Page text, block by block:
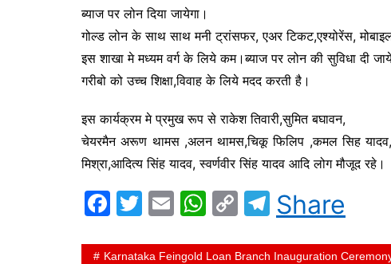
ब्याज पर लोन दिया जायेगा।
गोल्ड लोन के साथ साथ मनी ट्रांसफर, एअर टिकट,एश्योरेंस, मोबाइल
इस शाखा मे मध्यम वर्ग के लिये कम।ब्याज पर लोन की सुविधा दी
गरीबो को उच्च शिक्षा,विवाह के लिये मदद करती है।
इस कार्यक्रम मे प्रमुख रूप से राकेश तिवारी,सुमित बघावन,
चेयरमैन अरूण थामस ,अलन थामस,चिकू फिलिप ,कमल सिह यादव,
मिश्रा,आदित्य सिंह यादव, स्वर्णवीर सिंह यादव आदि लोग मौजूद रहे।
F
c
T
itt
E
ai
W
at
C
p
T
el
e
Share
Karnataka Feingold Loan Branch Inauguration